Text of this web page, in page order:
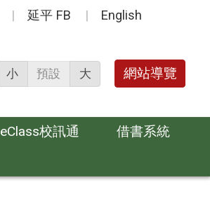
延平 FB English
小 預設 大 網站導覽
eClass校訊通
借書系統